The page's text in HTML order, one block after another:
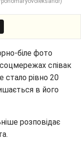
біле фото
співак
стало рівно 20
в його
розповідає